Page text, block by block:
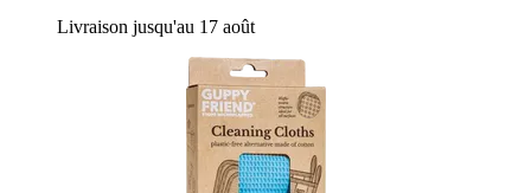
Livraison jusqu'au 17 août